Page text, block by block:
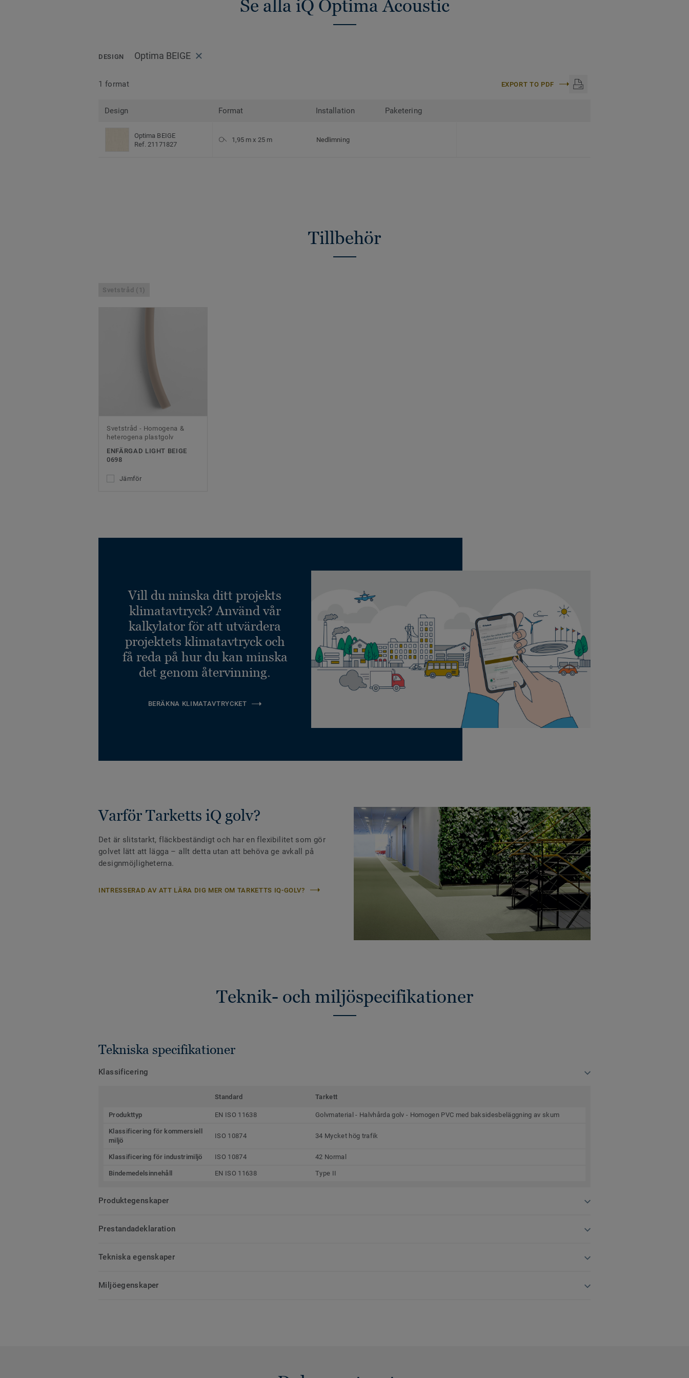
Se alla iQ Optima Acoustic
DESIGN Optima BEIGE
1 format EXPORT TO PDF
Design Format Installation Paketering
Optima BEIGE
Ref. 21171827
1,95 m x 25 m Nedlimning
Tillbehör
Svetstråd (1)
Svetstråd - Homogena &
heterogena plastgolv
ENFÄRGAD LIGHT BEIGE
0698
Jämför
Vill du minska ditt projekts
klimatavtryck? Använd vår
kalkylator för att utvärdera
projektets klimatavtryck och
få reda på hur du kan minska
det genom återvinning.
BERÄKNA KLIMATAVTRYCKET
Varför Tarketts iQ golv?
Det är slitstarkt, fläckbeständigt och har en flexibilitet som gör
golvet lätt att lägga – allt detta utan att behöva ge avkall på
designmöjligheterna.
INTRESSERAD AV ATT LÄRA DIG MER OM TARKETTS IQ-GOLV?
Teknik- och miljöspecifikationer
Tekniska specifikationer
Klassificering
Standard Tarkett
Produkttyp EN ISO 11638 Golvmaterial - Halvhårda golv - Homogen PVC med baksidesbeläggning av skum
Klassificering för kommersiell
miljö
ISO 10874 34 Mycket hög trafik
Klassificering för industrimiljö ISO 10874 42 Normal
Bindemedelsinnehåll EN ISO 11638 Type II
Produktegenskaper
Prestandadeklaration
Tekniska egenskaper
Miljöegenskaper